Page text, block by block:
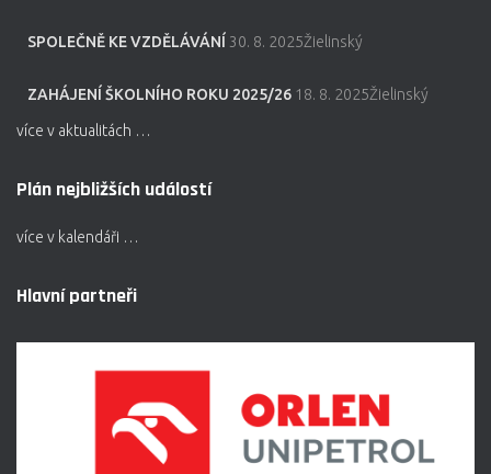
SPOLEČNĚ KE VZDĚLÁVÁNÍ 30. 8. 2025Žielinský
ZAHÁJENÍ ŠKOLNÍHO ROKU 2025/26 18. 8. 2025Žielinský
více v aktualitách …
Plán nejbližších událostí
více v kalendáři …
Hlavní partneři